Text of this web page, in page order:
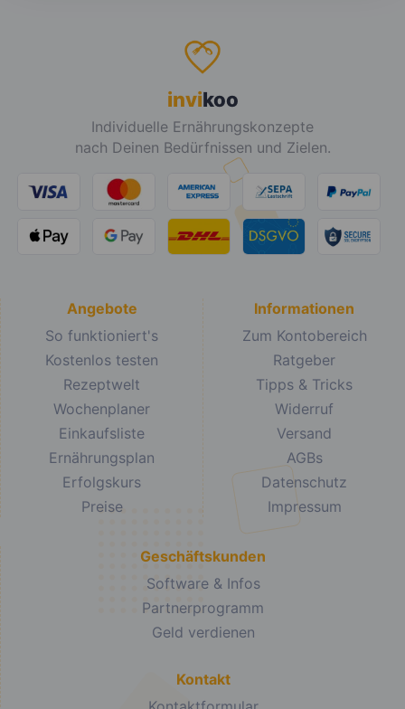
invikoo
Individuelle Ernährungskonzepte
nach Deinen Bedürfnissen und Zielen.
Angebote
So funktioniert's
Kostenlos testen
Rezeptwelt
Wochenplaner
Einkaufsliste
Ernährungsplan
Erfolgskurs
Preise
Informationen
Zum Kontobereich
Ratgeber
Tipps & Tricks
Widerruf
Versand
AGBs
Datenschutz
Impressum
Geschäftskunden
Software & Infos
Partnerprogramm
Geld verdienen
Kontakt